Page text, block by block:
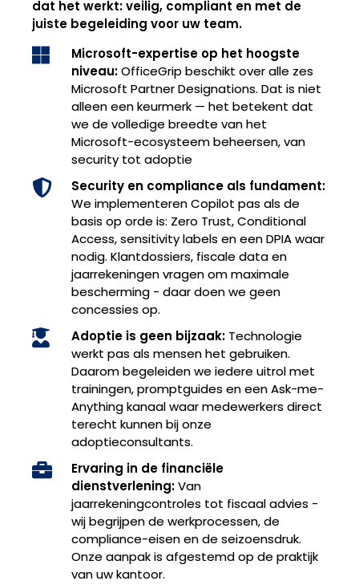
dat het werkt: veilig, compliant en met de
juiste begeleiding voor uw team.
Microsoft-expertise op het hoogste
niveau:OfficeGrip beschikt over alle zes
Microsoft Partner Designations. Dat is niet
alleen een keurmerk — het betekent dat
we de volledige breedte van het
Microsoft-ecosysteem beheersen, van
security tot adoptie
Security en compliance als fundament:
We implementeren Copilot pas als de
basis op orde is: Zero Trust, Conditional
Access, sensitivity labels en een DPIA waar
nodig. Klantdossiers, fiscale data en
jaarrekeningen vragen om maximale
bescherming - daar doen we geen
concessies op.
Adoptie is geen bijzaak: Technologie
werkt pas als mensen het gebruiken.
Daarom begeleiden we iedere uitrol met
trainingen, promptguides en een Ask-me-
Anything kanaal waar medewerkers direct
terecht kunnen bij onze
adoptieconsultants.
Ervaring in de financiële
dienstverlening:Van
jaarrekeningcontroles tot fiscaal advies -
wij begrijpen de werkprocessen, de
compliance-eisen en de seizoensdruk.
Onze aanpak is afgestemd op de praktijk
van uw kantoor.